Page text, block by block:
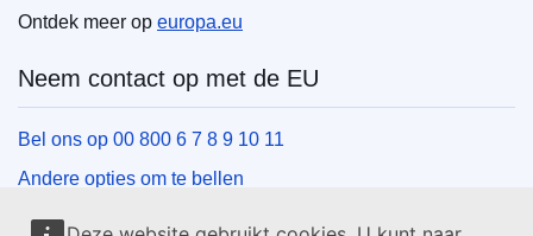
Ontdek meer op europa.eu
Neem contact op met de EU
Bel ons op 00 800 6 7 8 9 10 11
Andere opties om te bellen
Schrijf ons via het contactformulier